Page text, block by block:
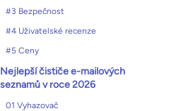
#3 Bezpečnost
#4 Uživatelské recenze
#5 Ceny
Nejlepší čističe e-mailových
seznamů v roce 2026
01 Vyhazovač